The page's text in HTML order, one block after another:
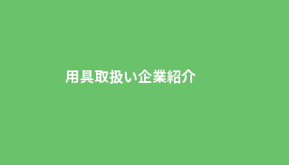
用具取扱い企業紹介